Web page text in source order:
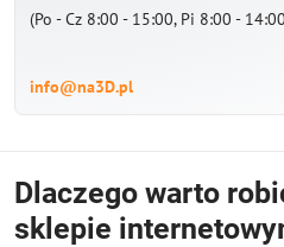
(Po - Cz 8:00 - 15:00, Pi 8:00 -
info@na3D.pl
Dlaczego warto
sklepie